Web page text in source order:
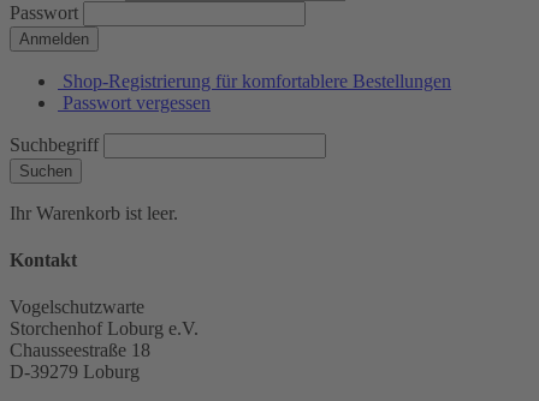
Passwort
Anmelden
Shop-Registrierung für komfortablere Bestellungen
Passwort vergessen
Suchbegriff
Suchen
Ihr Warenkorb ist leer.
Kontakt
Vogelschutzwarte
Storchenhof Loburg e.V.
Chausseestraße 18
D-39279 Loburg